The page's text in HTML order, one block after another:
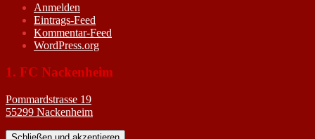
Anmelden
Eintrags-Feed
Kommentar-Feed
WordPress.org
1. FC Nackenheim
Pommardstrasse 19
55299 Nackenheim